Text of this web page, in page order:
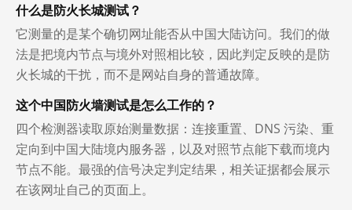
什么是防火长城测试？
它测量的是某个确切网址能否从中国大陆访问。我们的做
法是把境内节点与境外对照相比较，因此判定反映的是防
火长城的干扰，而不是网站自身的普通故障。
这个中国防火墙测试是怎么工作的？
四个检测器读取原始测量数据：连接重置、DNS 污染、重
定向到中国大陆境内服务器，以及对照节点能下载而境内
节点不能。最强的信号决定判定结果，相关证据都会展示
在该网址自己的页面上。